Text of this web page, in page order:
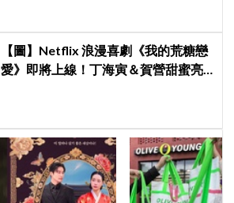
【圖】Netflix 浪漫喜劇《我的荒糖戀
愛》即將上線！丁海寅＆賀營甜蜜亮